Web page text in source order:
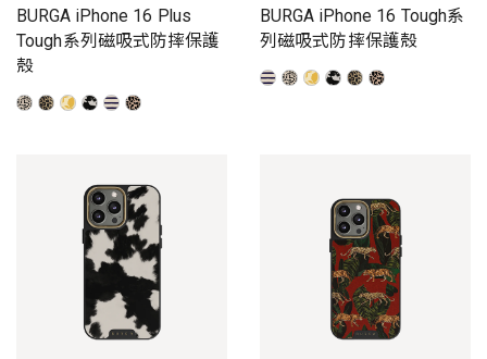
BURGA iPhone 16 Plus
Tough系列磁吸式防摔保護
殼
BURGA iPhone 16 Tough系
列磁吸式防摔保護殼